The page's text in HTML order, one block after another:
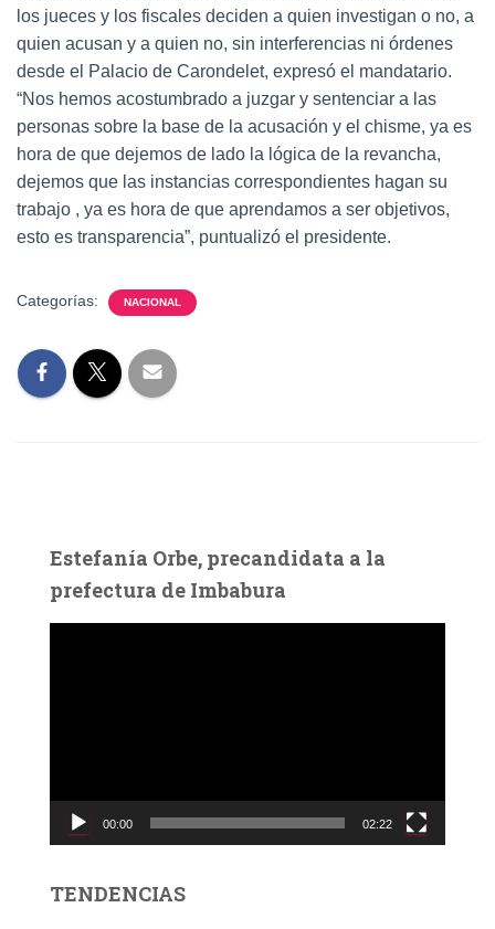
los jueces y los fiscales deciden a quien investigan o no, a
quien acusan y a quien no, sin interferencias ni órdenes
desde el Palacio de Carondelet, expresó el mandatario.
“Nos hemos acostumbrado a juzgar y sentenciar a las
personas sobre la base de la acusación y el chisme, ya es
hora de que dejemos de lado la lógica de la revancha,
dejemos que las instancias correspondientes hagan su
trabajo , ya es hora de que aprendamos a ser objetivos,
esto es transparencia”, puntualizó el presidente.
Categorías: NACIONAL
Estefanía Orbe, precandidata a la
prefectura de Imbabura
c
d
00:00 02:22
TENDENCIAS